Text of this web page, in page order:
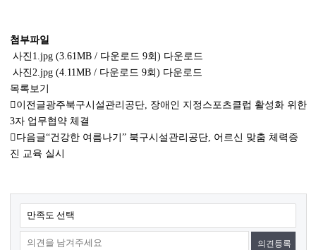
첨부파일
사진1.jpg (3.61MB / 다운로드 9회) 다운로드
사진2.jpg (4.11MB / 다운로드 9회) 다운로드
목록보기
이전글광주북구시설관리공단, 장애인 지정스포츠클럽 활성화 위한
3자 업무협약 체결
다음글“건강한 여름나기” 북구시설관리공단, 어르신 맞춤 체력증
진 교육 실시
콘
텐
츠
만족도 선택